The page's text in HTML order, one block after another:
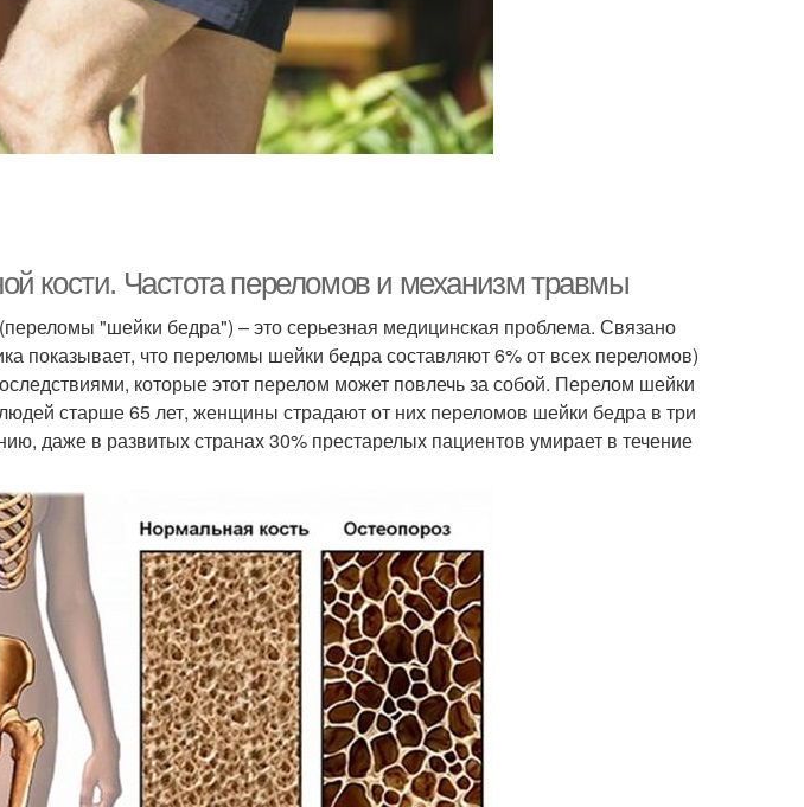
кости. Частота переломов и механизм травмы
"шейки бедра") – это серьезная медицинская проблема. Связано
показывает, что переломы шейки бедра составляют 6% от всех переломов)
которые этот перелом может повлечь за собой. Перелом шейки
старше 65 лет, женщины страдают от них переломов шейки бедра в три
даже в развитых странах 30% престарелых пациентов умирает в течение